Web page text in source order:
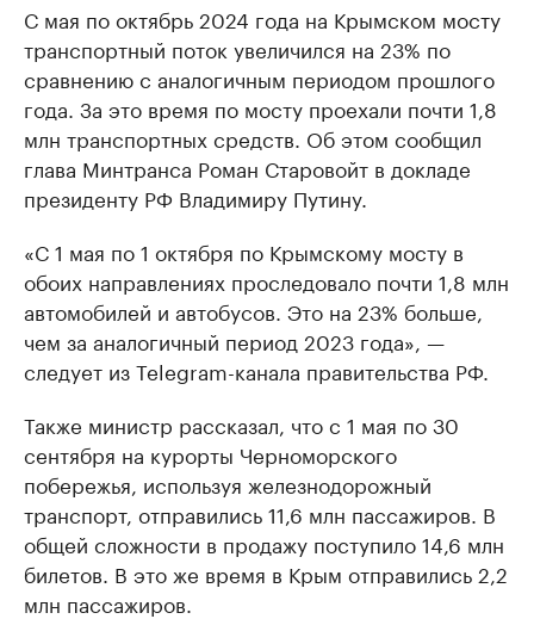
С мая по октябрь 2024 года на Крымском мосту
транспортный поток увеличился на 23% по
сравнению с аналогичным периодом прошлого
года. За это время по мосту проехали почти 1,8
млн транспортных средств. Об этом сообщил
глава Минтранса Роман Старовойт в докладе
президенту РФ Владимиру Путину.
«С 1 мая по 1 октября по Крымскому мосту в
обоих направлениях проследовало почти 1,8 млн
автомобилей и автобусов. Это на 23% больше,
чем за аналогичный период 2023 года», —
следует из Telegram-канала правительства РФ.
Также министр рассказал, что с 1 мая по 30
сентября на курорты Черноморского
побережья, используя железнодорожный
транспорт, отправились 11,6 млн пассажиров. В
общей сложности в продажу поступило 14,6 млн
билетов. В это же время в Крым отправились 2,2
млн пассажиров.